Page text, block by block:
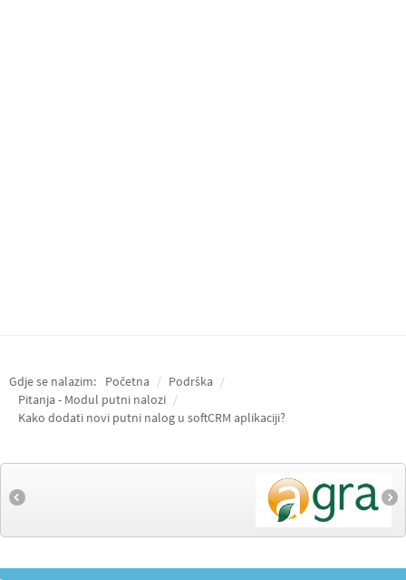
Gdje se nalazim: Početna / Podrška /
Pitanja - Modul putni nalozi /
Kako dodati novi putni nalog u softCRM aplikaciji?